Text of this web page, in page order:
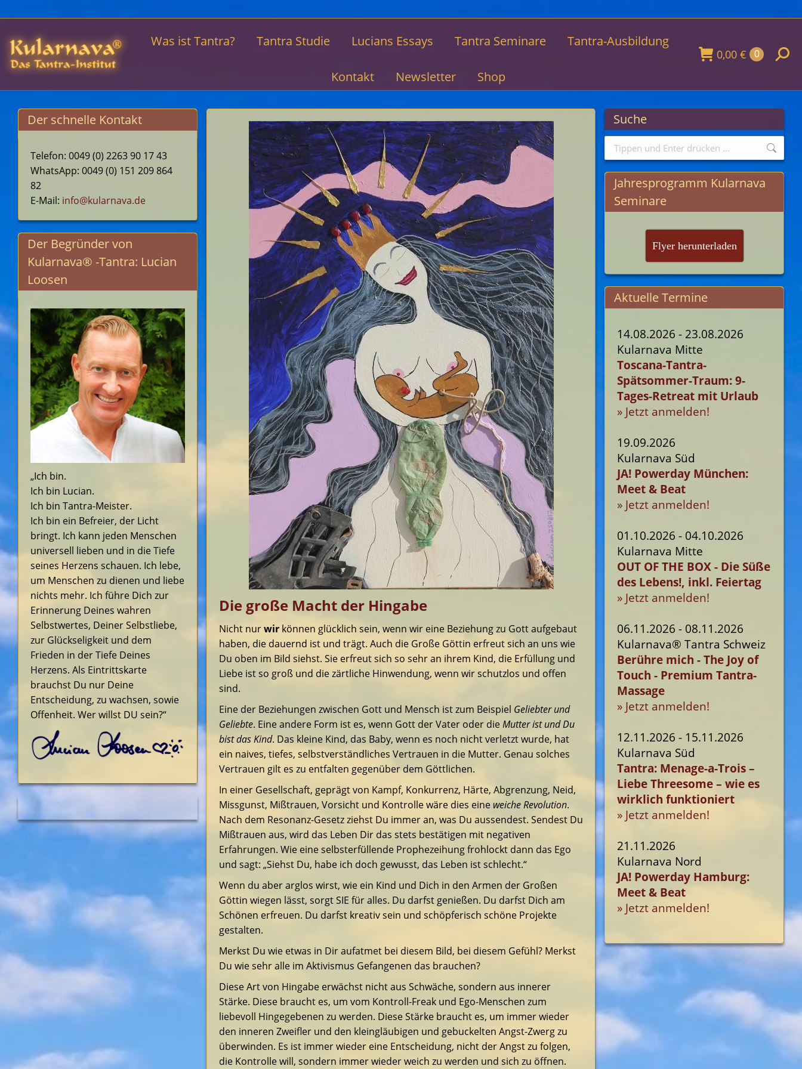
Was ist Tantra? Tantra Studie Lucians Essays Tantra Seminare Tantra-Ausbildung
Kontakt Newsletter Shop
0,00 € 0
Die große Macht der Hingabe
Nicht nurwirkönnen glücklich sein, wenn wir eine Beziehung zu Gott aufgebaut
haben, die dauernd ist und trägt. Auch die Große Göttin erfreut sich an uns wie
Du oben im Bild siehst. Sie erfreut sich so sehr an ihrem Kind, die Erfüllung und
Liebe ist so groß und die zärtliche Hinwendung, wenn wir schutzlos und offen
sind.
Eine der Beziehungen zwischen Gott und Mensch ist zum Beispiel Geliebter und
Geliebte. Eine andere Form ist es, wenn Gott der Vater oder dieMutter ist und Du
bist das Kind. Das kleine Kind, das Baby, wenn es noch nicht verletzt wurde, hat
ein naives, tiefes, selbstverständliches Vertrauen in die Mutter. Genau solches
Vertrauen gilt es zu entfalten gegenüber dem Göttlichen.
In einer Gesellschaft, geprägt von Kampf, Konkurrenz, Härte, Abgrenzung, Neid,
Missgunst, Mißtrauen, Vorsicht und Kontrolle wäre dies eine weicheRevolution.
Nach dem Resonanz-Gesetz ziehst Du immer an, was Du aussendest. Sendest Du
Mißtrauen aus, wird das Leben Dir das stets bestätigen mit negativen
Erfahrungen. Wie eine selbsterfüllende Prophezeihung frohlockt dann das Ego
und sagt: „Siehst Du, habe ich doch gewusst, das Leben ist schlecht.“
Wenn du aber arglos wirst, wie ein Kind und Dich in den Armen der Großen
Göttin wiegen lässt, sorgt SIE für alles. Du darfst genießen. Du darfst Dich am
Schönen erfreuen. Du darfst kreativ sein und schöpferisch schöne Projekte
gestalten.
Merkst Du wie etwas in Dir aufatmet bei diesem Bild, bei diesem Gefühl? Merkst
Du wie sehr alle im Aktivismus Gefangenen das brauchen?
Diese Art von Hingabe erwächst nicht aus Schwäche, sondern aus innerer
Stärke. Diese braucht es, um vom Kontroll-Freak und Ego-Menschen zum
liebevoll Hingegebenen zu werden. Diese Stärke braucht es, um immer wieder
den inneren Zweifler und den kleingläubigen und gebuckelten Angst-Zwerg zu
überwinden. Es ist immer wieder eine Entscheidung, nicht der Angst zu folgen,
die Kontrolle will, sondern immer wieder weich zu werden und sich zu öffnen.
Der schnelle Kontakt
Telefon: 0049 (0) 2263 90 17 43
WhatsApp: 0049 (0) 151 209 864
82
E-Mail: info@kularnava.de
Der Begründer von
Kularnava® -Tantra: Lucian
Loosen
„Ich bin.
Ich bin Lucian.
Ich bin Tantra-Meister.
Ich bin ein Befreier, der Licht
bringt. Ich kann jeden Menschen
universell lieben und in die Tiefe
seines Herzens schauen. Ich lebe,
um Menschen zu dienen und liebe
nichts mehr. Ich führe Dich zur
Erinnerung Deines wahren
Selbstwertes, Deiner Selbstliebe,
zur Glückseligkeit und dem
Frieden in der Tiefe Deines
Herzens. Als Eintrittskarte
brauchst Du nur Deine
Entscheidung, zu wachsen, sowie
Offenheit. Wer willst DU sein?“
Suche
Search:
Jahresprogramm Kularnava
Seminare
Flyer herunterladen
Aktuelle Termine
14.08.2026 - 23.08.2026
Kularnava Mitte
Toscana-Tantra-
Spätsommer-Traum: 9-
Tages-Retreat mit Urlaub
» Jetzt anmelden!
19.09.2026
Kularnava Süd
JA! Powerday München:
Meet & Beat
» Jetzt anmelden!
01.10.2026 - 04.10.2026
Kularnava Mitte
OUT OF THE BOX - Die Süße
des Lebens!, inkl. Feiertag
» Jetzt anmelden!
06.11.2026 - 08.11.2026
Kularnava® Tantra Schweiz
Berühre mich - The Joy of
Touch - Premium Tantra-
Massage
» Jetzt anmelden!
12.11.2026 - 15.11.2026
Kularnava Süd
Tantra: Menage-a-Trois –
Liebe Threesome – wie es
wirklich funktioniert
» Jetzt anmelden!
21.11.2026
Kularnava Nord
JA! Powerday Hamburg:
Meet & Beat
» Jetzt anmelden!